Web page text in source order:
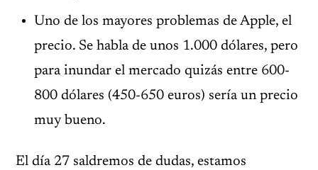
Uno de los mayores problemas de Apple, el
precio. Se habla de unos 1.000 dólares, pero
para inundar el mercado quizás entre 600-
800 dólares (450-650 euros) sería un precio
muy bueno.
El día 27 saldremos de dudas, estamos